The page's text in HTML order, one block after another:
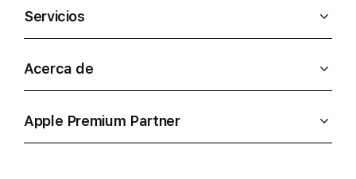
Servicios
Acerca de
Apple Premium Partner